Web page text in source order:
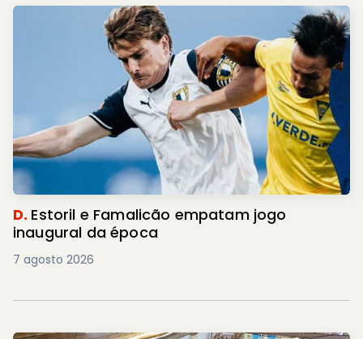
D. Estoril e Famalicão empatam jogo
inaugural da época
7 agosto 2026